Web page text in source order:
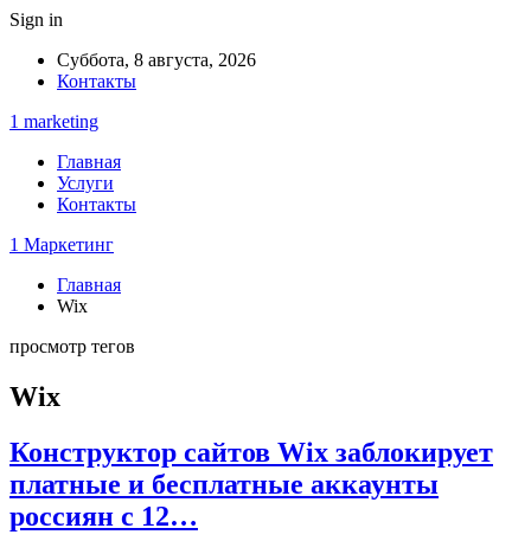
Sign in
Суббота, 8 августа, 2026
Контакты
1 marketing
Главная
Услуги
Контакты
1 Маркетинг
Главная
Wix
просмотр тегов
Wix
Конструктор сайтов Wix заблокирует
платные и бесплатные аккаунты
россиян с 12…